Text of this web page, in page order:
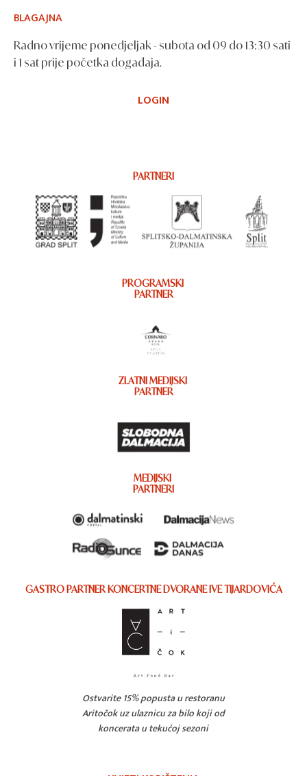
BLAGAJNA
Radno vrijeme ponedjeljak - subota od 09 do 13:30 sati
i 1 sat prije početka događaja.
LOGIN
PARTNERI
PROGRAMSKI
PARTNER
ZLATNI MEDIJSKI
PARTNER
MEDIJSKI
PARTNERI
GASTRO PARTNER KONCERTNE DVORANE IVE TIJARDOVIĆA
Ostvarite 15% popusta u restoranu
Aritočok uz ulaznicu za bilo koji od
koncerata u tekućoj sezoni